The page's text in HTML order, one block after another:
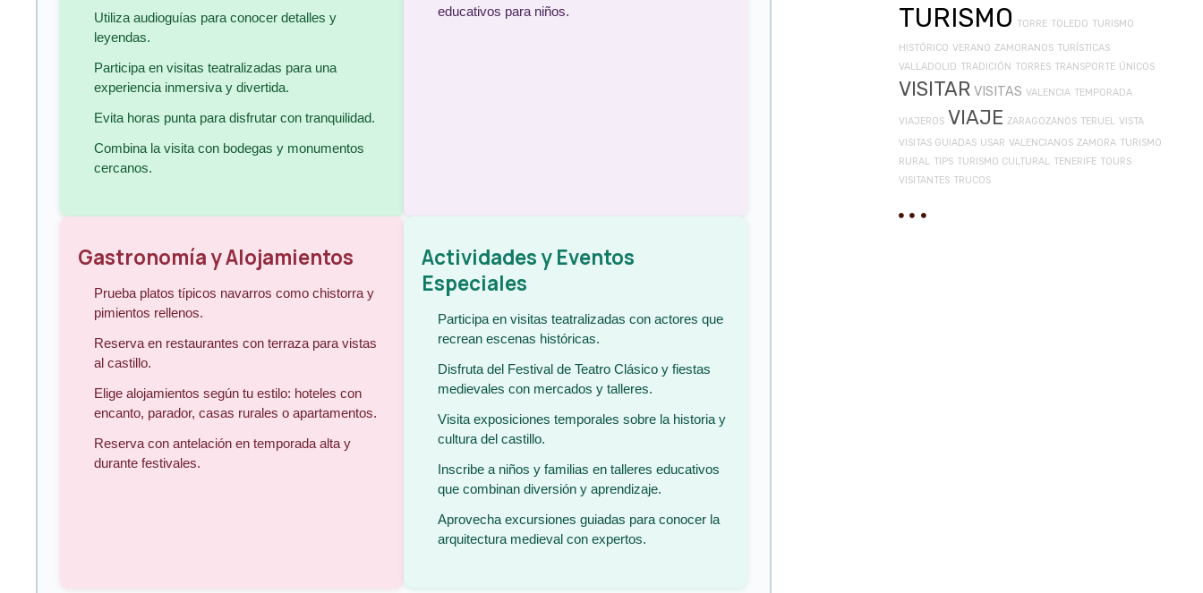
Utiliza audioguías para conocer detalles y
leyendas.
Participa en visitas teatralizadas para una
experiencia inmersiva y divertida.
Evita horas punta para disfrutar con tranquilidad.
Combina la visita con bodegas y monumentos
cercanos.
educativos para niños.
Gastronomía y Alojamientos
Prueba platos típicos navarros como chistorra y
pimientos rellenos.
Reserva en restaurantes con terraza para vistas
al castillo.
Elige alojamientos según tu estilo: hoteles con
encanto, parador, casas rurales o apartamentos.
Reserva con antelación en temporada alta y
durante festivales.
Actividades y Eventos
Especiales
Participa en visitas teatralizadas con actores que
recrean escenas históricas.
Disfruta del Festival de Teatro Clásico y fiestas
medievales con mercados y talleres.
Visita exposiciones temporales sobre la historia y
cultura del castillo.
Inscribe a niños y familias en talleres educativos
que combinan diversión y aprendizaje.
Aprovecha excursiones guiadas para conocer la
arquitectura medieval con expertos.
TURISMO TORRE TOLEDO TURISMO
HISTÓRICO VERANO ZAMORANOS TURÍSTICAS
VALLADOLID TRADICIÓN TORRES TRANSPORTE ÚNICOS
VISITAR VISITAS VALENCIA TEMPORADA
VIAJEROS VIAJE ZARAGOZANOS TERUEL VISTA
VISITAS GUIADAS USAR VALENCIANOS ZAMORA TURISMO
RURAL TIPS TURISMO CULTURAL TENERIFE TOURS
VISITANTES TRUCOS